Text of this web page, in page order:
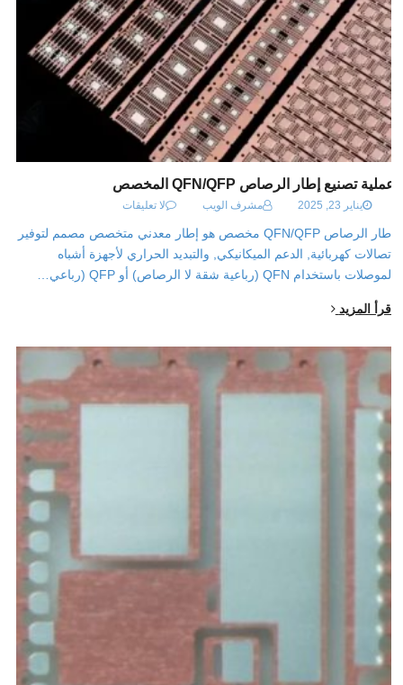
عملية تصنيع إطار الرصاص QFN/QFP المخصص
يناير 23, 2025 مشرف الويب لا تعليقات
إطار الرصاص QFN/QFP مخصص هو إطار معدني متخصص مصمم لتوفير
اتصالات كهربائية, الدعم الميكانيكي, والتبديد الحراري لأجهزة أشباه
الموصلات باستخدام QFN (رباعية شقة لا الرصاص) أو QFP (رباعي…
اقرأ المزيد